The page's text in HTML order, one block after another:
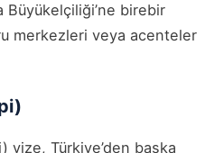
birebir
merkezleri veya acenteler
vize, Türkiye’den başka